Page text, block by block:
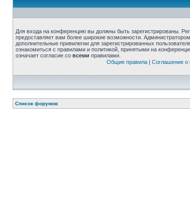
Для входа на конференцию вы должны быть зарегистрированы.
предоставляет вам более широкие возможности.
дополнительные привилегии для зарегистрированных
ознакомиться с правилами и политикой, принятыми на
означает согласие со всеми правилами.
Общие правила| Соглашение о
Список форумов